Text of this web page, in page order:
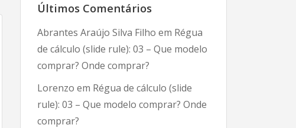
Últimos Comentários
Abrantes Araújo Silva Filho em Régua
de cálculo (slide rule): 03 – Que modelo
comprar? Onde comprar?
Lorenzo em Régua de cálculo (slide
rule): 03 – Que modelo comprar? Onde
comprar?